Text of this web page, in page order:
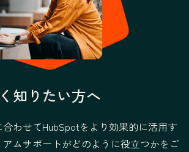
知りたい方へ
合わせてHubSpotをより効果的に活用す
ムサポートがどのように役立つかをご